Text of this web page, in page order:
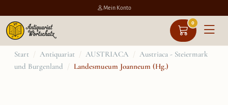
Mein Konto
0
Zum
Inhalt
Start / Antiquariat / AUSTRIACA / Austriaca - Steiermark
und Burgenland / Landesmueum Joanneum (Hg.)